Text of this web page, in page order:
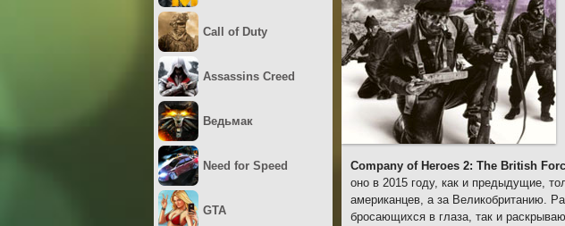
Company of Heroes 2: The British
оно в 2015 году, как и предыдущие,
американцев, а за Великобританию.
бросающихся в глаза, так и
Call of Duty
Assassins Creed
Ведьмак
Need for Speed
GTA